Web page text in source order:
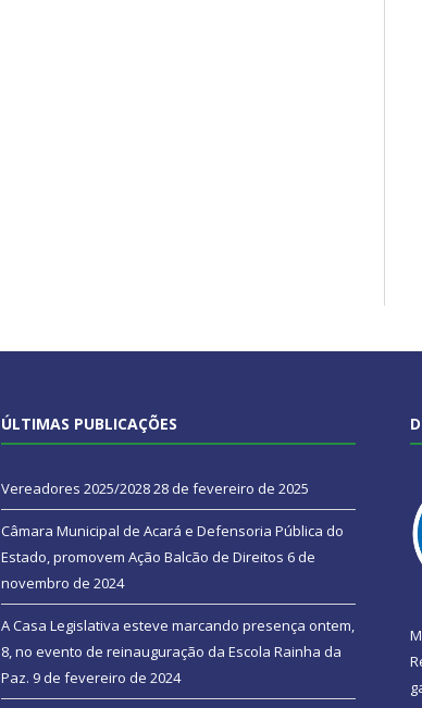
ÚLTIMAS PUBLICAÇÕES
Vereadores 2025/202828 de fevereiro de 2025
Câmara Municipal de Acará e Defensoria Pública do
Estado, promovem Ação Balcão de Direitos 6 de
novembro de 2024
A Casa Legislativa esteve marcando presença ontem,
8, no evento de reinauguração da Escola Rainha da
Paz. 9 de fevereiro de 2024